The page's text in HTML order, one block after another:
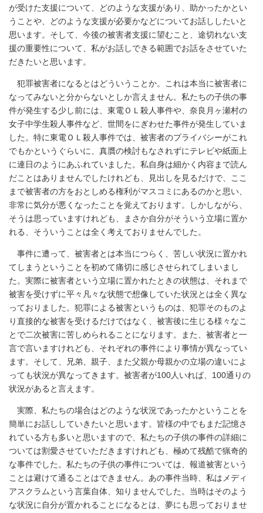
が受けた支援について、どのような支援があり、助かったかとい
うことや、どのような支援が必要かなどについてお話ししたいと
思います。そして、今後の被害者支援に望むこと、途切れない支
援の重要性について、私がお話しできる範囲でお話をさせていた
だきたいと思います。
犯罪被害者になるとはどういうことか。これは本当に被害者に
なってみないと分からないとしか言えません。私たちの子供の事
件が発生する少し前には、東電ＯＬ殺人事件や、奈良月ヶ瀬村の
女子中学生殺人事件など、世間をにぎわせた事件が発生していま
した。特に東電ＯＬ殺人事件では、被害者のプライバシーがこれ
でもかというぐらいに、真贋の検討もなされずにテレビや紙面上
に連日のようにあふれていました。私自身は細かく内容まで読ん
だことはありませんでしたけれども、見出しを見るだけで、ここ
まで被害者の方をおとしめる権利がマスコミにあるのかと思い、
非常に気分が悪くなったことを覚えております。しかしながら、
そうは思っていますけれども、まさか自分がそういう立場に置か
れる、そういうことは全く考えておりませんでした。
事件に遭って、被害者とは本当につらく、苦しい状況に置かれ
てしまうということを初めて痛切に感じさせられてしまいまし
た。実際に被害者という立場に置かれたときの状態は、それまで
被害を受けずに平々凡々な状態で想像していた状況とは全く異な
っておりました。犯罪による被害というものは、犯罪そのものよ
り直接的な被害を受けるだけではなく、被害後に生じる様々なこ
とで二次被害に苦しめられることになります。また、被害者と一
言で言いますけれども、それぞれの事件により事情が異なってい
ます。そして、兄弟、親子、また父親か母親かの立場の違いによ
っても状況が異なってきます。被害者が100人いれば、100通りの
状況があると言えます。
実際、私たちの場合はどのような状況であったかということを
簡単にお話ししていきたいと思います。皆様の中でもまだ記憶さ
れている方も多いと思いますので、私たちの子供の事件の詳細に
ついては割愛させていただきますけれども、極めて残酷で猟奇的
な事件でした。私たちの子供の事件については、報道被害という
ことは避けて通ることはできません。あの事件当時、私はメディ
アスクラムという言葉自体、知りませんでした。当時はそのよう
な状況に自分が置かれることになるとは、夢にも思っておりませ